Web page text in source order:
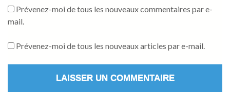
Prévenez-moi de tous les nouveaux commentaires par e-
mail.
Prévenez-moi de tous les nouveaux articles par e-mail.